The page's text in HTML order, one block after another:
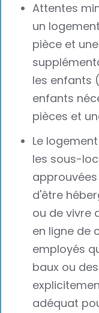
Attentes
un
pièce et
les enfants
enfants
pièces et
Le
les sous-
d'être
ou de vivre
en ligne de
employés
baux ou
adéquat